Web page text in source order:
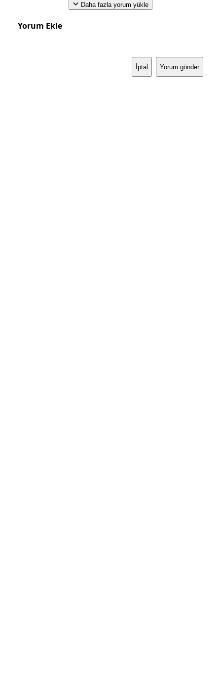
Daha fazla yorum yükle
Yorum Ekle
İptal Yorum gönder